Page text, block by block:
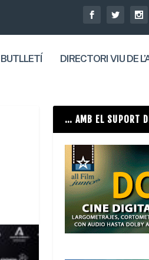
DIRECTORI VIU DE
… AMB EL SUPORT